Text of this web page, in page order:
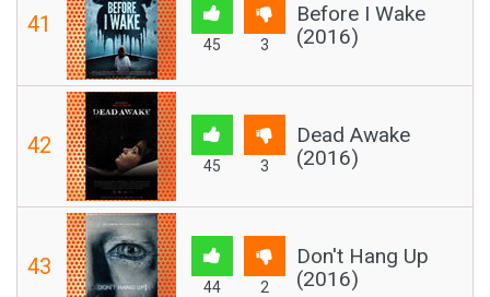
41
45 3
Before I Wake
(2016)
42
45 3
Dead Awake
(2016)
43
44 2
Don't Hang Up
(2016)